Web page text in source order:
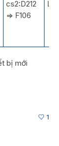
cs2:D212
=> F106
LT
bị mới
1